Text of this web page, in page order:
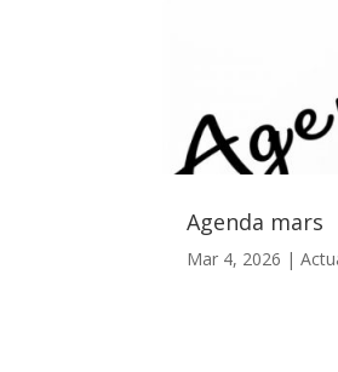
Agenda mars
Mar 4, 2026 |